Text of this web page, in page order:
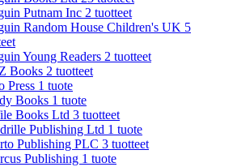
Putnam Inc 2 tuotteet
Random House Children's UK 5
Young Readers 2 tuotteet
Books 2 tuotteet
Press 1 tuote
Books 1 tuote
Books Ltd 3 tuotteet
Publishing Ltd 1 tuote
Publishing PLC 3 tuotteet
Publishing 1 tuote